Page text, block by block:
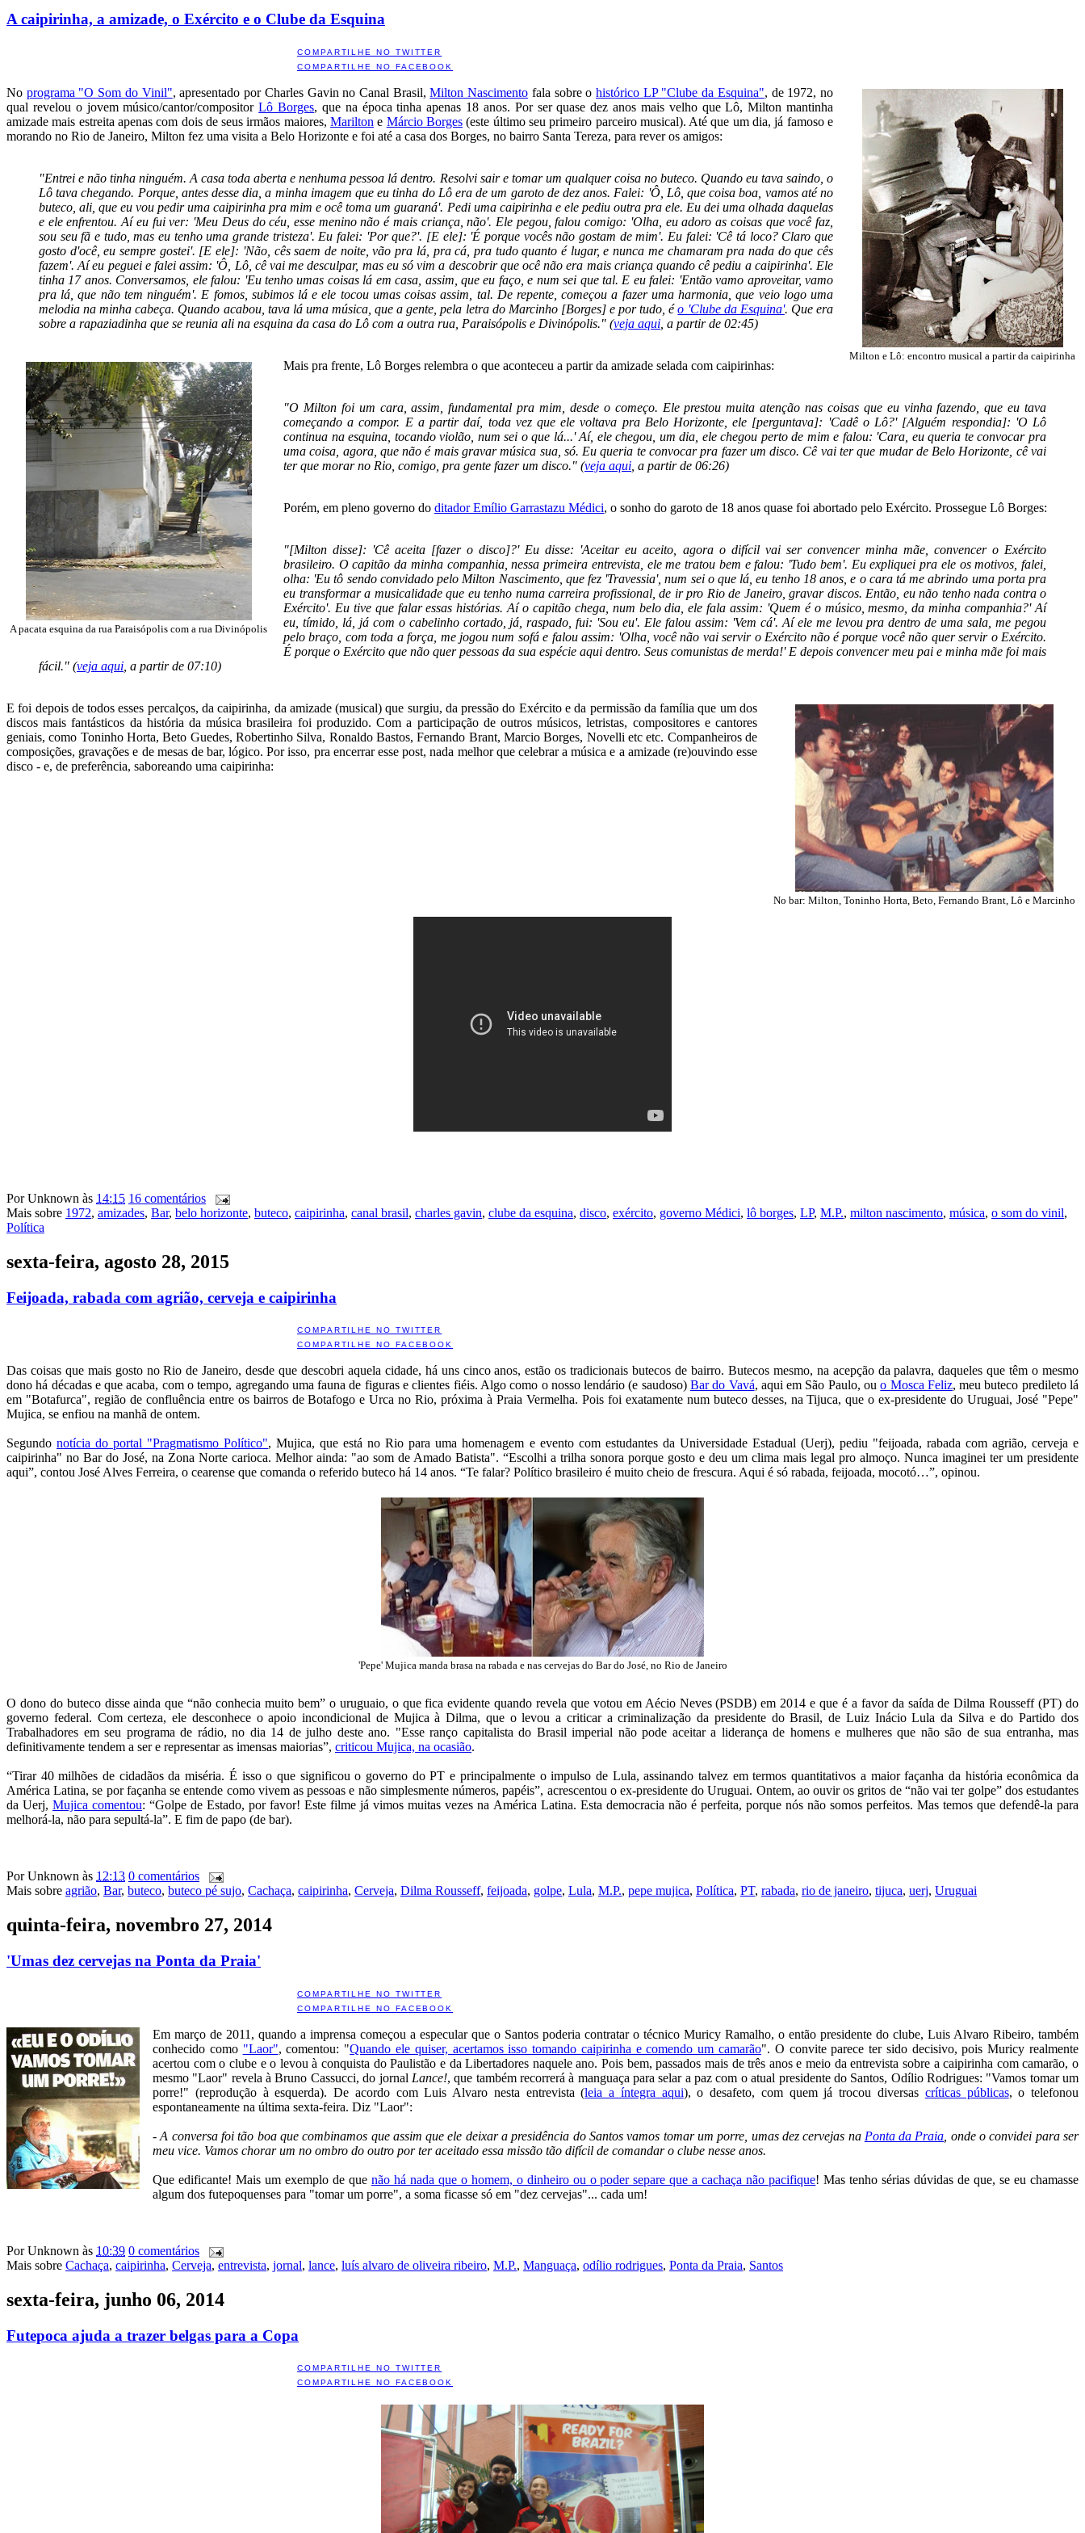
A caipirinha, a amizade, o Exército e o Clube da Esquina
COMPARTILHE NO TWITTER
COMPARTILHE NO FACEBOOK
Milton e Lô: encontro musical a partir da caipirinha
No programa "O Som do Vinil", apresentado por Charles Gavin no Canal Brasil,Milton Nascimento fala sobre ohistórico LP "Clube da Esquina", de 1972, no
qual revelou o jovem músico/cantor/compositorLô Borges, que na época tinha apenas 18 anos. Por ser quase dez anos mais velho que Lô, Milton mantinha
amizade mais estreita apenas com dois de seus irmãos maiores,Marilton e Márcio Borges (este último seu primeiro parceiro musical). Até que um dia, já famoso e
morando no Rio de Janeiro, Milton fez uma visita a Belo Horizonte e foi até a casa dos Borges, no bairro Santa Tereza, para rever os amigos:
"Entrei e não tinha ninguém. A casa toda aberta e nenhuma pessoa lá dentro. Resolvi sair e tomar um qualquer coisa no buteco. Quando eu tava saindo, o
Lô tava chegando. Porque, antes desse dia, a minha imagem que eu tinha do Lô era de um garoto de dez anos. Falei: 'Ô, Lô, que coisa boa, vamos até no
buteco, ali, que eu vou pedir uma caipirinha pra mim e ocê toma um guaraná'. Pedi uma caipirinha e ele pediu outra pra ele. Eu dei uma olhada daquelas
e ele enfrentou. Aí eu fui ver: 'Meu Deus do céu, esse menino não é mais criança, não'. Ele pegou, falou comigo: 'Olha, eu adoro as coisas que você faz,
sou seu fã e tudo, mas eu tenho uma grande tristeza'. Eu falei: 'Por que?'. [E ele]: 'É porque vocês não gostam de mim'. Eu falei: 'Cê tá loco? Claro que
gosto d'ocê, eu sempre gostei'. [E ele]: 'Não, cês saem de noite, vão pra lá, pra cá, pra tudo quanto é lugar, e nunca me chamaram pra nada do que cês
fazem'. Aí eu peguei e falei assim: 'Ô, Lô, cê vai me desculpar, mas eu só vim a descobrir que ocê não era mais criança quando cê pediu a caipirinha'. Ele
tinha 17 anos. Conversamos, ele falou: 'Eu tenho umas coisas lá em casa, assim, que eu faço, e num sei que tal. E eu falei: 'Então vamo aproveitar, vamo
pra lá, que não tem ninguém'. E fomos, subimos lá e ele tocou umas coisas assim, tal. De repente, começou a fazer uma harmonia, que veio logo uma
melodia na minha cabeça. Quando acabou, tava lá uma música, que a gente, pela letra do Marcinho [Borges] e por tudo, éo 'Clube da Esquina'. Que era
sobre a rapaziadinha que se reunia ali na esquina da casa do Lô com a outra rua, Paraisópolis e Divinópolis." (veja aqui , a partir de 02:45)
A pacata esquina da rua Paraisópolis com a rua Divinópolis
Mais pra frente, Lô Borges relembra o que aconteceu a partir da amizade selada com caipirinhas:
"O Milton foi um cara, assim, fundamental pra mim, desde o começo. Ele prestou muita atenção nas coisas que eu vinha fazendo, que eu tava
começando a compor. E a partir daí, toda vez que ele voltava pra Belo Horizonte, ele [perguntava]: 'Cadê o Lô?' [Alguém respondia]: 'O Lô
continua na esquina, tocando violão, num sei o que lá...' Aí, ele chegou, um dia, ele chegou perto de mim e falou: 'Cara, eu queria te convocar pra
uma coisa, agora, que não é mais gravar música sua, só. Eu queria te convocar pra fazer um disco. Cê vai ter que mudar de Belo Horizonte, cê vai
ter que morar no Rio, comigo, pra gente fazer um disco." (veja aqui , a partir de 06:26)
Porém, em pleno governo do ditador Emílio Garrastazu Médici, o sonho do garoto de 18 anos quase foi abortado pelo Exército. Prossegue Lô Borges:
"[Milton disse]: 'Cê aceita [fazer o disco]?' Eu disse: 'Aceitar eu aceito, agora o difícil vai ser convencer minha mãe, convencer o Exército
brasileiro. O capitão da minha companhia, nessa primeira entrevista, ele me tratou bem e falou: 'Tudo bem'. Eu expliquei pra ele os motivos, falei,
olha: 'Eu tô sendo convidado pelo Milton Nascimento, que fez 'Travessia', num sei o que lá, eu tenho 18 anos, e o cara tá me abrindo uma porta pra
eu transformar a musicalidade que eu tenho numa carreira profissional, de ir pro Rio de Janeiro, gravar discos. Então, eu não tenho nada contra o
Exército'. Eu tive que falar essas histórias. Aí o capitão chega, num belo dia, ele fala assim: 'Quem é o músico, mesmo, da minha companhia?' Aí
eu, tímido, lá, já com o cabelinho cortado, já, raspado, fui: 'Sou eu'. Ele falou assim: 'Vem cá'. Aí ele me levou pra dentro de uma sala, me pegou
pelo braço, com toda a força, me jogou num sofá e falou assim: 'Olha, você não vai servir o Exército não é porque você não quer servir o Exército.
É porque o Exército que não quer pessoas da sua espécie aqui dentro. Seus comunistas de merda!' E depois convencer meu pai e minha mãe foi mais
fácil." (veja aqui , a partir de 07:10)
No bar: Milton, Toninho Horta, Beto, Fernando Brant, Lô e Marcinho
E foi depois de todos esses percalços, da caipirinha, da amizade (musical) que surgiu, da pressão do Exército e da permissão da família que um dos
discos mais fantásticos da história da música brasileira foi produzido. Com a participação de outros músicos, letristas, compositores e cantores
geniais, como Toninho Horta, Beto Guedes, Robertinho Silva, Ronaldo Bastos, Fernando Brant, Marcio Borges, Novelli etc etc. Companheiros de
composições, gravações e de mesas de bar, lógico. Por isso, pra encerrar esse post, nada melhor que celebrar a música e a amizade (re)ouvindo esse
disco - e, de preferência, saboreando uma caipirinha:
PorUnknown às 14:15 16 comentários
Mais sobre 1972, amizades, Bar, belo horizonte, buteco, caipirinha, canal brasil, charles gavin, clube da esquina, disco, exército, governo Médici, lô borges, LP, M.P., milton nascimento, música, o som do vinil,
Política
sexta-feira, agosto 28, 2015
Feijoada, rabada com agrião, cerveja e caipirinha
COMPARTILHE NO TWITTER
COMPARTILHE NO FACEBOOK
Das coisas que mais gosto no Rio de Janeiro, desde que descobri aquela cidade, há uns cinco anos, estão os tradicionais butecos de bairro. Butecos mesmo, na acepção da palavra, daqueles que têm o mesmo
dono há décadas e que acaba, com o tempo, agregando uma fauna de figuras e clientes fiéis. Algo como o nosso lendário (e saudoso) Bar do Vavá, aqui em São Paulo, ouo Mosca Feliz, meu buteco predileto lá
em "Botafurca", região de confluência entre os bairros de Botafogo e Urca no Rio, próxima à Praia Vermelha. Pois foi exatamente num buteco desses, na Tijuca, que o ex-presidente do Uruguai, José "Pepe"
Mujica, se enfiou na manhã de ontem.
Segundonotícia do portal "Pragmatismo Político", Mujica, que está no Rio para uma homenagem e evento com estudantes da Universidade Estadual (Uerj), pediu "feijoada, rabada com agrião, cerveja e
caipirinha" no Bar do José, na Zona Norte carioca. Melhor ainda: "ao som de Amado Batista". “Escolhi a trilha sonora porque gosto e deu um clima mais legal pro almoço. Nunca imaginei ter um presidente
aqui”, contou José Alves Ferreira, o cearense que comanda o referido buteco há 14 anos. “Te falar? Político brasileiro é muito cheio de frescura. Aqui é só rabada, feijoada, mocotó…”, opinou.
'Pepe' Mujica manda brasa na rabada e nas cervejas do Bar do José, no Rio de Janeiro
O dono do buteco disse ainda que “não conhecia muito bem” o uruguaio, o que fica evidente quando revela que votou em Aécio Neves (PSDB) em 2014 e que é a favor da saída de Dilma Rousseff (PT) do
governo federal. Com certeza, ele desconhece o apoio incondicional de Mujica à Dilma, que o levou a criticar a criminalização da presidente do Brasil, de Luiz Inácio Lula da Silva e do Partido dos
Trabalhadores em seu programa de rádio, no dia 14 de julho deste ano. "Esse ranço capitalista do Brasil imperial não pode aceitar a liderança de homens e mulheres que não são de sua entranha, mas
definitivamente tendem a ser e representar as imensas maiorias”, criticou Mujica, na ocasião.
“Tirar 40 milhões de cidadãos da miséria. É isso o que significou o governo do PT e principalmente o impulso de Lula, assinando talvez em termos quantitativos a maior façanha da história econômica da
América Latina, se por façanha se entende como vivem as pessoas e não simplesmente números, papéis”, acrescentou o ex-presidente do Uruguai. Ontem, ao ouvir os gritos de “não vai ter golpe” dos estudantes
da Uerj,Mujica comentou: “Golpe de Estado, por favor! Este filme já vimos muitas vezes na América Latina. Esta democracia não é perfeita, porque nós não somos perfeitos. Mas temos que defendê-la para
melhorá-la, não para sepultá-la”. E fim de papo (de bar).
PorUnknown às 12:13 0 comentários
Mais sobre agrião, Bar, buteco, buteco pé sujo, Cachaça, caipirinha, Cerveja, Dilma Rousseff, feijoada, golpe, Lula, M.P., pepe mujica, Política, PT, rabada, rio de janeiro, tijuca, uerj, Uruguai
quinta-feira, novembro 27, 2014
'Umas dez cervejas na Ponta da Praia'
COMPARTILHE NO TWITTER
COMPARTILHE NO FACEBOOK
Em março de 2011, quando a imprensa começou a especular que o Santos poderia contratar o técnico Muricy Ramalho, o então presidente do clube, Luis Alvaro Ribeiro, também
conhecido como "Laor", comentou: "Quando ele quiser, acertamos isso tomando caipirinha e comendo um camarão". O convite parece ter sido decisivo, pois Muricy realmente
acertou com o clube e o levou à conquista do Paulistão e da Libertadores naquele ano. Pois bem, passados mais de três anos e meio da entrevista sobre a caipirinha com camarão, o
mesmo "Laor" revela à Bruno Cassucci, do jornal Lance!, que também recorrerá à manguaça para selar a paz com o atual presidente do Santos, Odílio Rodrigues: "Vamos tomar um
porre!" (reprodução à esquerda). De acordo com Luis Alvaro nesta entrevista (leia a íntegra aqui), o desafeto, com quem já trocou diversas críticas públicas, o telefonou
espontaneamente na última sexta-feira. Diz "Laor":
- A conversa foi tão boa que combinamos que assim que ele deixar a presidência do Santos vamos tomar um porre, umas dez cervejas na Ponta da Praia , onde o convidei para ser
meu vice. Vamos chorar um no ombro do outro por ter aceitado essa missão tão difícil de comandar o clube nesse anos.
Que edificante! Mais um exemplo de que não há nada que o homem, o dinheiro ou o poder separe que a cachaça não pacifique! Mas tenho sérias dúvidas de que, se eu chamasse
algum dos futepoquenses para "tomar um porre", a soma ficasse só em "dez cervejas"... cada um!
PorUnknown às 10:39 0 comentários
Mais sobre Cachaça, caipirinha, Cerveja, entrevista, jornal, lance, luís alvaro de oliveira ribeiro, M.P., Manguaça, odílio rodrigues, Ponta da Praia, Santos
sexta-feira, junho 06, 2014
Futepoca ajuda a trazer belgas para a Copa
COMPARTILHE NO TWITTER
COMPARTILHE NO FACEBOOK